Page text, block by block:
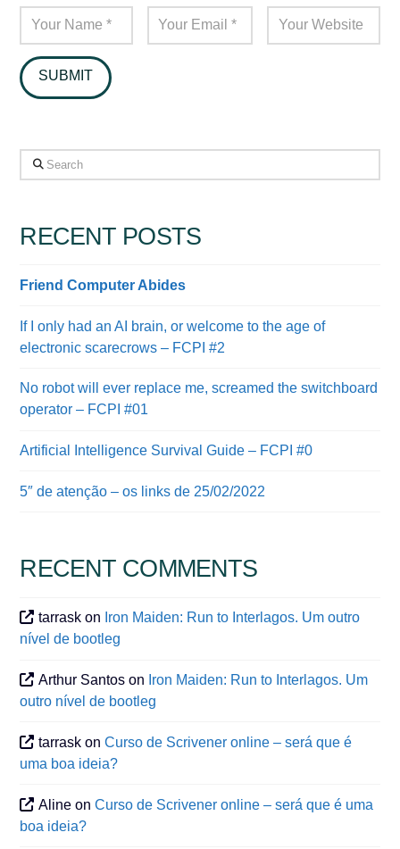
Search
RECENT POSTS
Friend Computer Abides
If I only had an AI brain, or welcome to the age of
electronic scarecrows – FCPI #2
No robot will ever replace me, screamed the switchboard
operator – FCPI #01
Artificial Intelligence Survival Guide – FCPI #0
5″ de atenção – os links de 25/02/2022
RECENT COMMENTS
tarrask on Iron Maiden: Run to Interlagos. Um outro
nível de bootleg
Arthur Santos on Iron Maiden: Run to Interlagos. Um
outro nível de bootleg
tarrask onCurso de Scrivener online – será que é
uma boa ideia?
Aline onCurso de Scrivener online – será que é uma
boa ideia?